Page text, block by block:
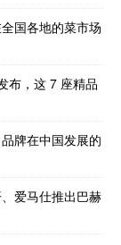
国各地的菜市场
布，这 7 座精品
牌在中国发展的
爱马仕推出巴赫